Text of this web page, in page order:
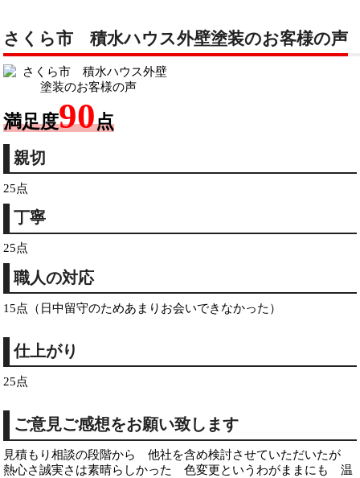
さくら市 積水ハウス外壁塗装のお客様の声
満足度90点
親切
25点
丁寧
25点
職人の対応
15点（日中留守のためあまりお会いできなかった）
仕上がり
25点
ご意見ご感想をお願い致します
見積もり相談の段階から 他社を含め検討させていただいたが
熱心さ誠実さは素晴らしかった 色変更というわがままにも 温